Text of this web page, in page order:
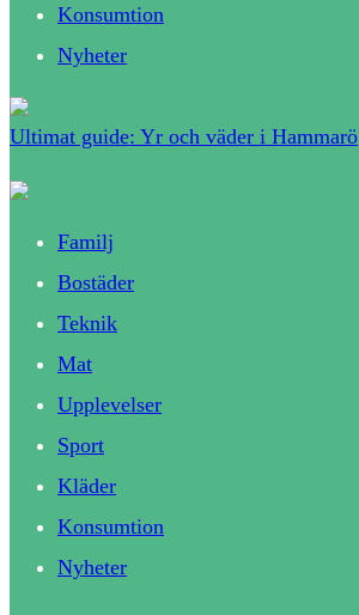
Konsumtion
Nyheter
Ultimat guide: Yr och väder i Hammarö
Familj
Bostäder
Teknik
Mat
Upplevelser
Sport
Kläder
Konsumtion
Nyheter